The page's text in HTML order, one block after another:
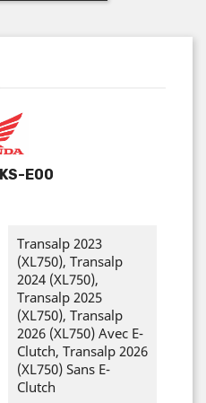
E00
Transalp 2023
(XL750), Transalp
2024 (XL750),
Transalp 2025
(XL750), Transalp
2026 (XL750) Avec E-
Clutch, Transalp 2026
(XL750) Sans E-
Clutch